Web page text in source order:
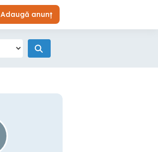
Adaugă anunț